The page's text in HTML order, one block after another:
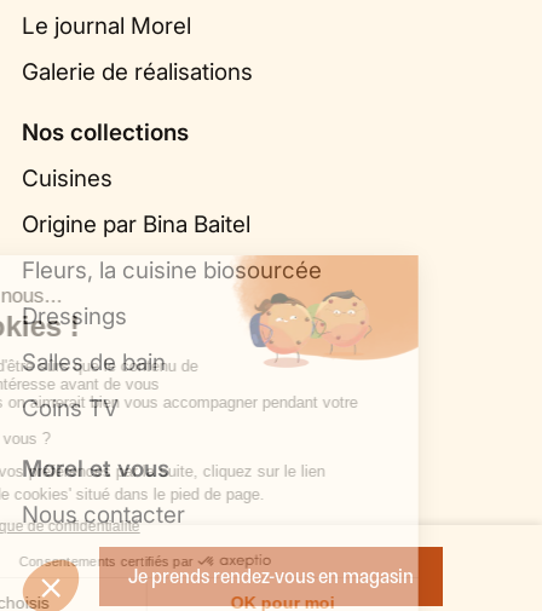
Je prends rendez-vous en magasin
Le journal Morel
Galerie de réalisations
Nos collections
Cuisines
Origine par Bina Baitel
Fleurs, la cuisine biosourcée
Dressings
Salles de bain
Coins TV
Morel et vous
Nous contacter
Trouver un point de vente